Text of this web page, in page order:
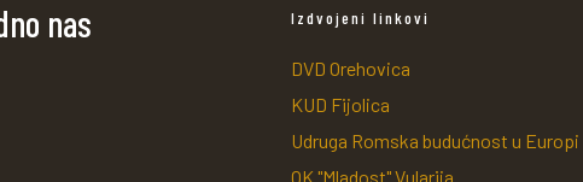
nas
Izdvojeni linkovi
DVD Orehovica
KUD Fijolica
Udruga Romska budućnost u Europi
OK "Mladost" Vularija